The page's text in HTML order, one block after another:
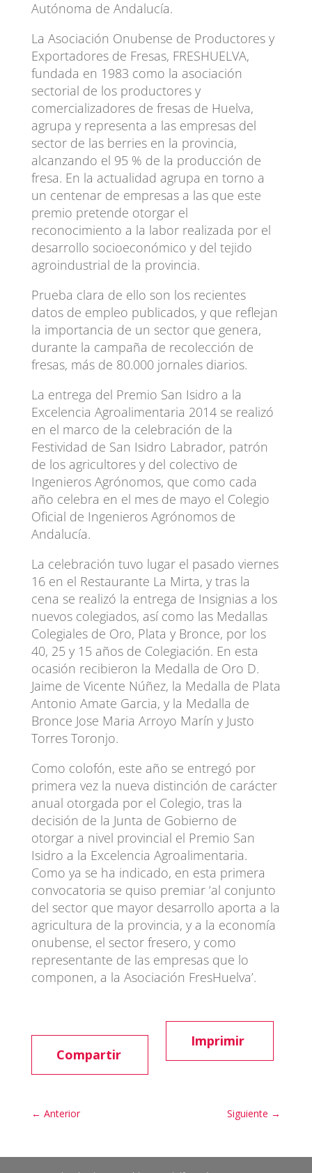
Autónoma de Andalucía.
La Asociación Onubense de Productores y
Exportadores de Fresas, FRESHUELVA,
fundada en 1983 como la asociación
sectorial de los productores y
comercializadores de fresas de Huelva,
agrupa y representa a las empresas del
sector de las berries en la provincia,
alcanzando el 95 % de la producción de
fresa. En la actualidad agrupa en torno a
un centenar de empresas a las que este
premio pretende otorgar el
reconocimiento a la labor realizada por el
desarrollo socioeconómico y del tejido
agroindustrial de la provincia.
Prueba clara de ello son los recientes
datos de empleo publicados, y que reflejan
la importancia de un sector que genera,
durante la campaña de recolección de
fresas, más de 80.000 jornales diarios.
La entrega del Premio San Isidro a la
Excelencia Agroalimentaria 2014 se realizó
en el marco de la celebración de la
Festividad de San Isidro Labrador, patrón
de los agricultores y del colectivo de
Ingenieros Agrónomos, que como cada
año celebra en el mes de mayo el Colegio
Oficial de Ingenieros Agrónomos de
Andalucía.
La celebración tuvo lugar el pasado viernes
16 en el Restaurante La Mirta, y tras la
cena se realizó la entrega de Insignias a los
nuevos colegiados, así como las Medallas
Colegiales de Oro, Plata y Bronce, por los
40, 25 y 15 años de Colegiación. En esta
ocasión recibieron la Medalla de Oro D.
Jaime de Vicente Núñez, la Medalla de Plata
Antonio Amate Garcia, y la Medalla de
Bronce Jose Maria Arroyo Marín y Justo
Torres Toronjo.
Como colofón, este año se entregó por
primera vez la nueva distinción de carácter
anual otorgada por el Colegio, tras la
decisión de la Junta de Gobierno de
otorgar a nivel provincial el Premio San
Isidro a la Excelencia Agroalimentaria.
Como ya se ha indicado, en esta primera
convocatoria se quiso premiar ‘al conjunto
del sector que mayor desarrollo aporta a la
agricultura de la provincia, y a la economía
onubense, el sector fresero, y como
representante de las empresas que lo
componen, a la Asociación FresHuelva’.
Compartir
Imprimir
← Anterior Siguiente →